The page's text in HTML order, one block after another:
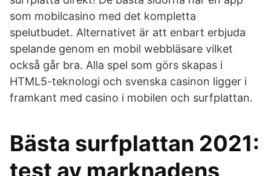
som mobilcasino med det kompletta
spelutbudet. Alternativet är att enbart erbjuda
spelande genom en mobil webbläsare vilket
också går bra. Alla spel som görs skapas i
HTML5-teknologi och svenska casinon ligger i
framkant med casino i mobilen och surfplattan.
Bästa surfplattan 2021:
test av marknadens